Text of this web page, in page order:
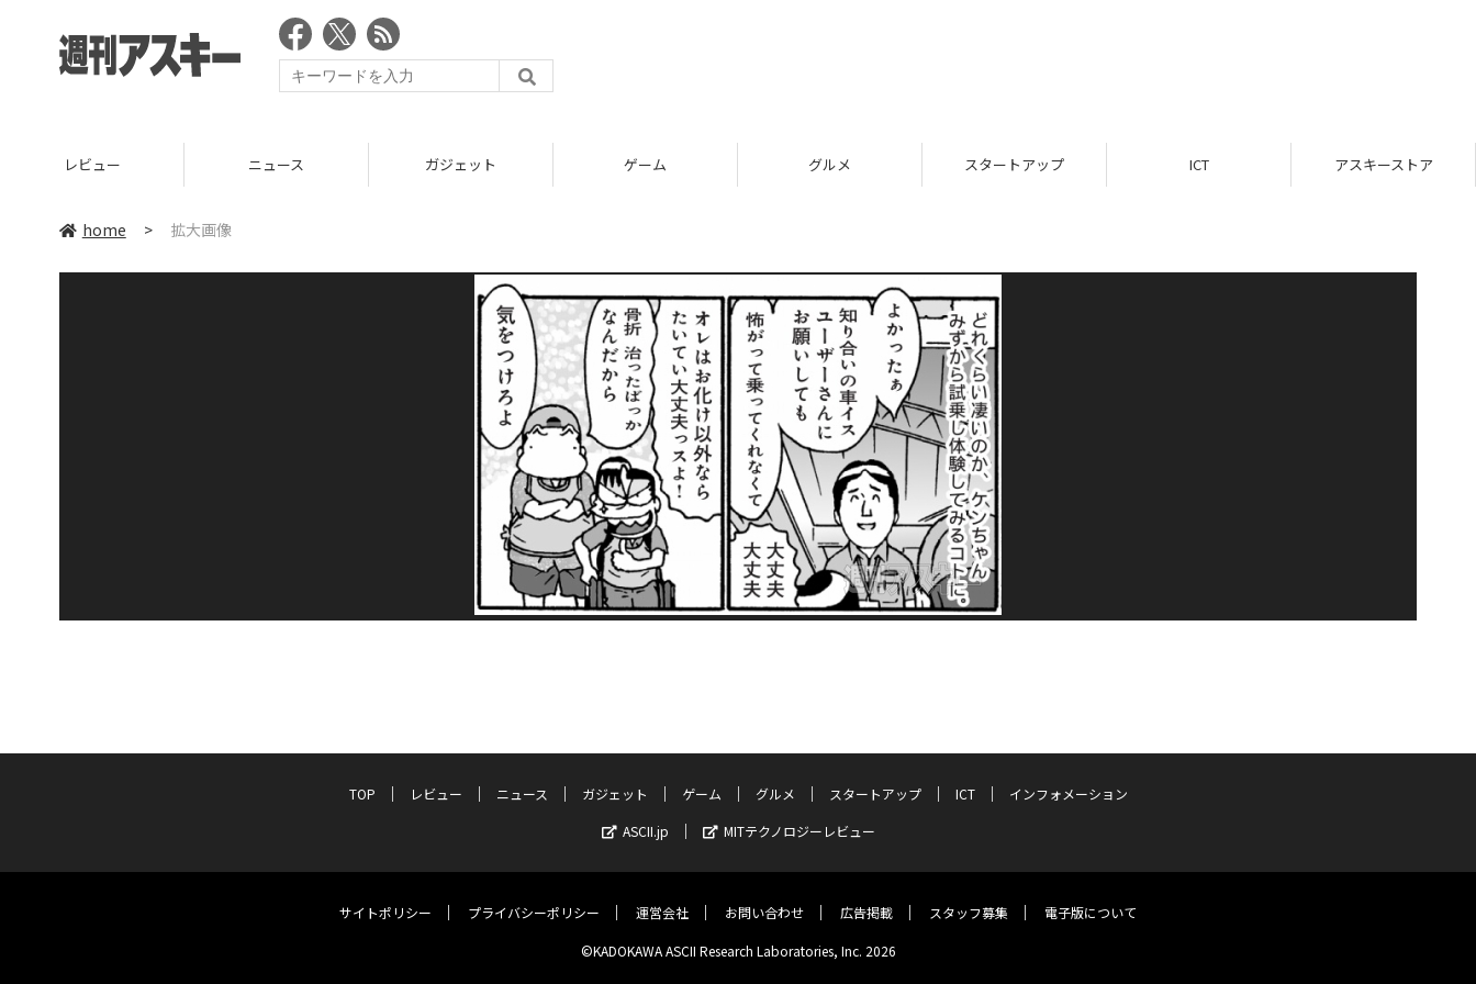
レビュー ニュース ガジェット ゲーム グルメ スタートアップ ICT アスキーストア
home > 拡大画像
TOP レビュー ニュース ガジェット ゲーム グルメ スタートアップ ICT
インフォメーション
ASCII.jp
MITテクノロジーレビュー
サイトポリシー プライバシーポリシー 運営会社 お問い合わせ 広告掲載 スタッフ募集 電子版について
©KADOKAWA ASCII Research Laboratories, Inc. 2026